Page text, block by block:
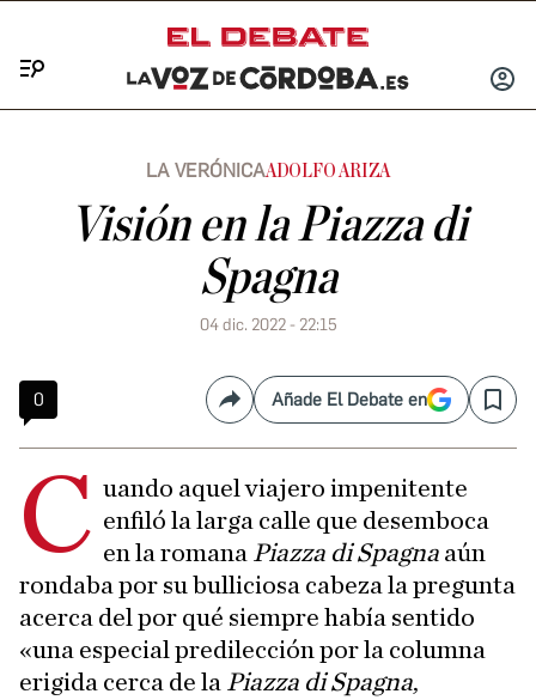
INICIAR
LA VERÓNICAADOLFO ARIZA
Visión en la Piazza di
Spagna
04 dic. 2022 - 22:15
0 CompartirAñade El Debate en Save
C uando aquel viajero impenitente
enfiló la larga calle que desemboca
en la romana Piazza di Spagna aún
rondaba por su bulliciosa cabeza la pregunta
acerca del por qué siempre había sentido
«una especial predilección por la columna
erigida cerca de la Piazza di Spagna,